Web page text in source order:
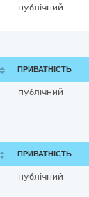
публічний
ПРИВАТНІСТЬ
публічний
ПРИВАТНІСТЬ
публічний